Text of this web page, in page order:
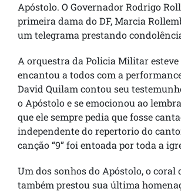
Apóstolo. O Governador Rodrigo
primeira dama do DF, Marcia
um telegrama prestando
A orquestra da Policia Militar esteve
encantou a todos com a
David Quilam contou seu
o Apóstolo e se emocionou ao
que ele sempre pedia que fosse
independente do repertorio do
canção “9” foi entoada por toda a
Um dos sonhos do Apóstolo, o coral
também prestou sua última